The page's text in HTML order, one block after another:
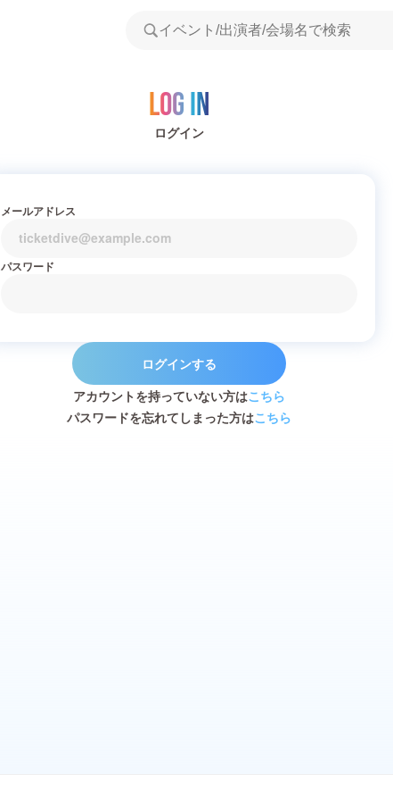
Log in
ログイン
メールアドレス
パスワード
ログインする
アカウントを持っていない方はこちら
パスワードを忘れてしまった方はこちら